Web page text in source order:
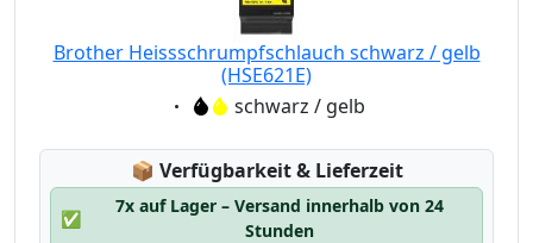
Brother Heissschrumpfschlauch schwarz / gelb
(HSE621E)
Eigenschaft:schwarz / gelb
📦 Lagerstatus:
Verfügbarkeit & Lieferzeit
✅
7x auf Lager – Versand innerhalb von 24
Stunden